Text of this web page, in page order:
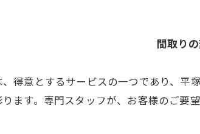
間取り
得意とするサービスの一つであり、平
ます。専門スタッフが、お客様のご